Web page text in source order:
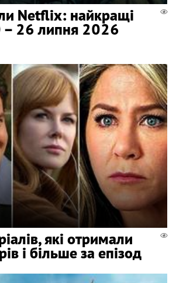
Netflix: найкращі
– 26 липня 2026
які отримали
і більше за епізод